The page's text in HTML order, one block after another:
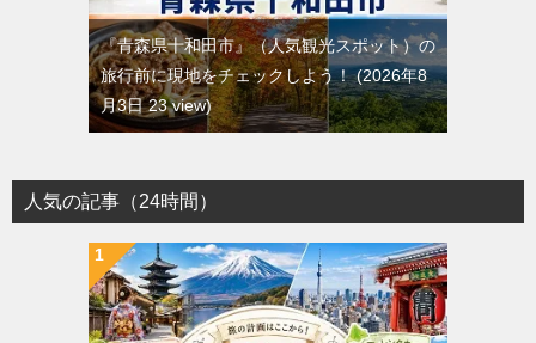
『青森県十和田市』（人気観光スポット）の
旅行前に現地をチェックしよう！ 2026年8
月3日 23 view
人気の記事（24時間）